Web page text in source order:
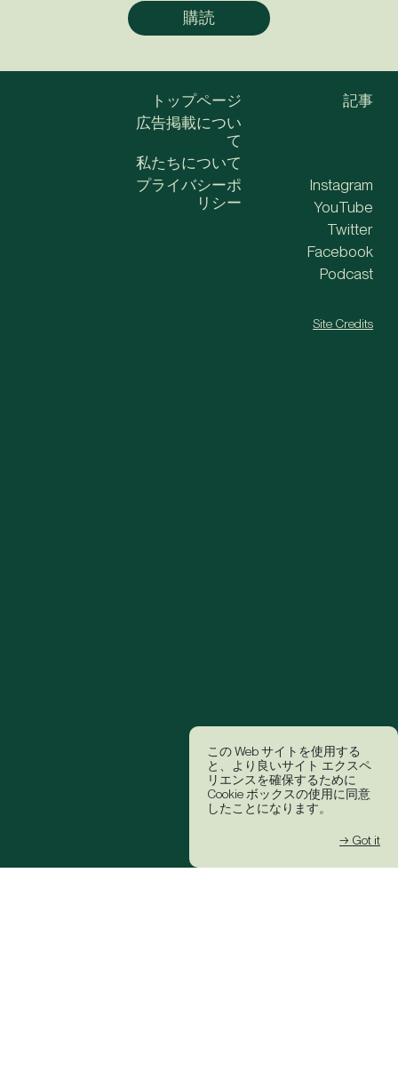
この Web サイトを使用する
と、より良いサイト エクスペ
リエンスを確保するために
Cookie ボックスの使用に同意
したことになります。
→ Got it
トップページ
広告掲載につい
て
私たちについて
記事
プライバシーポ
リシー
Instagram
YouTube
Twitter
Facebook
Podcast
Site Credits